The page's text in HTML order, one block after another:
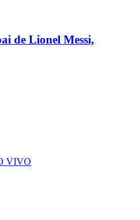
de Lionel Messi,
VIVO